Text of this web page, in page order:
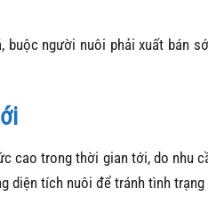
người nuôi phải xuất bán
cao trong thời gian tới, do nhu
diện tích nuôi để tránh tình